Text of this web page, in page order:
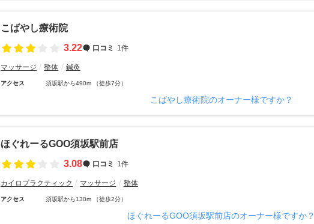
こばやし療術院
3.22
口コミ 1件
マッサージ 整体 鍼灸
アクセス 須坂駅から490m （徒歩7分）
こばやし療術院のオーナー様ですか？
ほぐれーるGOO須坂駅前店
3.08
口コミ 1件
カイロプラクティック マッサージ 整体
アクセス 須坂駅から130m （徒歩2分）
ほぐれーるGOO須坂駅前店のオーナー様ですか？